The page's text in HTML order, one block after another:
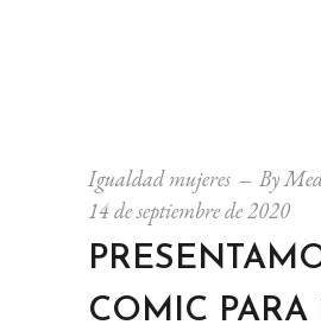
Igualdad mujeres By
14 de septiembre de 2020
COMIC PARA